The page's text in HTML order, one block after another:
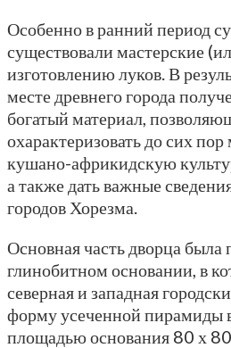
Особенно в ранний период
существовали мастерские
изготовлению луков. В
месте древнего города
богатый материал,
охарактеризовать до сих
кушано-африкидскую
а также дать важные
городов Хорезма.
Основная часть дворца была
глинобитном основании, в
северная и западная
форму усеченной пирамиды
площадью основания 80 х 80